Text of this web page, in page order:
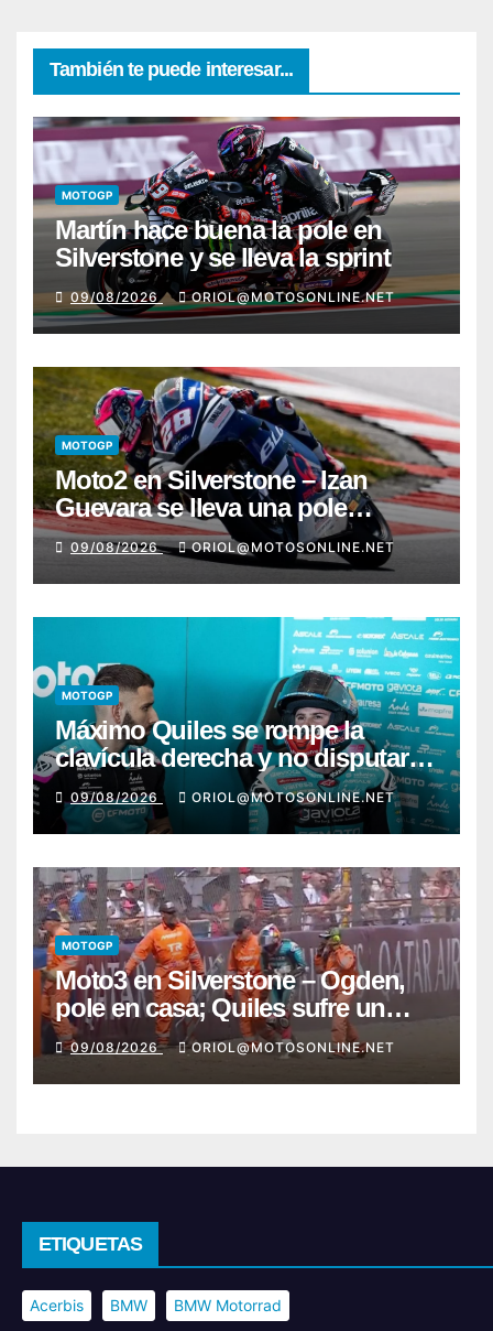
También te puede interesar...
MOTOGP
Martín hace buena la pole en
Silverstone y se lleva la sprint
09/08/2026 ORIOL@MOTOSONLINE.NET
MOTOGP
Moto2 en Silverstone – Izan
Guevara se lleva una pole
incontestable; González, 4º
09/08/2026 ORIOL@MOTOSONLINE.NET
MOTOGP
Máximo Quiles se rompe la
clavícula derecha y no disputará
la carrera de Silverstone
09/08/2026 ORIOL@MOTOSONLINE.NET
MOTOGP
Moto3 en Silverstone – Ogden,
pole en casa; Quiles sufre un
fuerte y preocupante accidente
09/08/2026 ORIOL@MOTOSONLINE.NET
ETIQUETAS
Acerbis BMW BMW Motorrad